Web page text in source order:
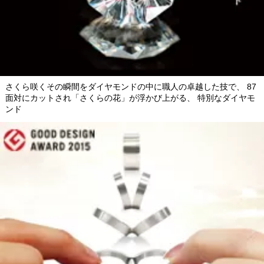
さくら咲くその瞬間をダイヤモンドの中に職人の卓越した技で、 87
面対にカットされ「さくらの花」が浮かび上がる、 特別なダイヤモ
ンド